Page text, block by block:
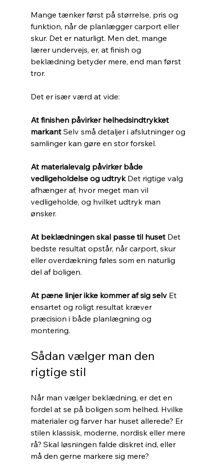
Mange tænker først på størrelse, pris og
funktion, når de planlægger carport eller
skur. Det er naturligt. Men det, mange
lærer undervejs, er, at finish og
beklædning betyder mere, end man først
tror.
Det er især værd at vide:
At finishen påvirker helhedsindtrykket
markant Selv små detaljer i afslutninger og
samlinger kan gøre en stor forskel.
At materialevalg påvirker både
vedligeholdelse og udtryk Det rigtige valg
afhænger af, hvor meget man vil
vedligeholde, og hvilket udtryk man
ønsker.
At beklædningen skal passe til huset Det
bedste resultat opstår, når carport, skur
eller overdækning føles som en naturlig
del af boligen.
At pæne linjer ikke kommer af sig selv Et
ensartet og roligt resultat kræver
præcision i både planlægning og
montering.
Sådan vælger man den
rigtige stil
Når man vælger beklædning, er det en
fordel at se på boligen som helhed. Hvilke
materialer og farver har huset allerede? Er
stilen klassisk, moderne, nordisk eller mere
rå? Skal løsningen falde diskret ind, eller
må den gerne markere sig mere?